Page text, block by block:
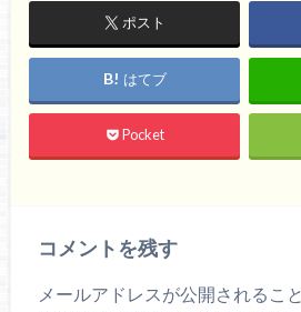
ポスト
はてブ
Pocket
コメントを残す
メールアドレスが公開されるこ